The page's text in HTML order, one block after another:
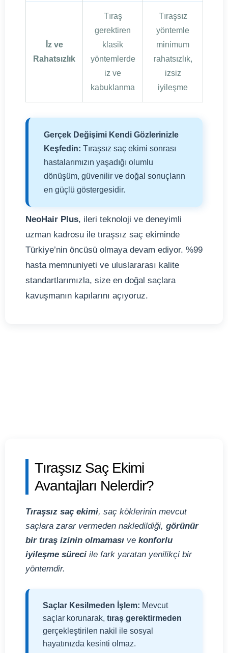
İz ve
Rahatsızlık
Tıraş
gerektiren
klasik
yöntemlerde
iz ve
kabuklanma
Tıraşsız
yöntemle
minimum
rahatsızlık,
izsiz
iyileşme
Gerçek Değişimi Kendi Gözlerinizle
Keşfedin: Tıraşsız saç ekimi sonrası
hastalarımızın yaşadığı olumlu
dönüşüm, güvenilir ve doğal sonuçların
en güçlü göstergesidir.
NeoHair Plus, ileri teknoloji ve deneyimli
uzman kadrosu ile tıraşsız saç ekiminde
Türkiye’nin öncüsü olmaya devam ediyor. %99
hasta memnuniyeti ve uluslararası kalite
standartlarımızla, size en doğal saçlara
kavuşmanın kapılarını açıyoruz.
Tıraşsız Saç Ekimi
Avantajları Nelerdir?
Tıraşsız saç ekimi, saç köklerinin mevcut
saçlara zarar vermeden nakledildiği, görünür
bir tıraş izinin olmaması ve konforlu
iyileşme süreci ile fark yaratan yenilikçi bir
yöntemdir.
Saçlar Kesilmeden İşlem: Mevcut
saçlar korunarak, tıraş gerektirmeden
gerçekleştirilen nakil ile sosyal
hayatınızda kesinti olmaz.